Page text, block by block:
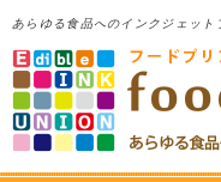
あらゆる食品へのインクジェッ